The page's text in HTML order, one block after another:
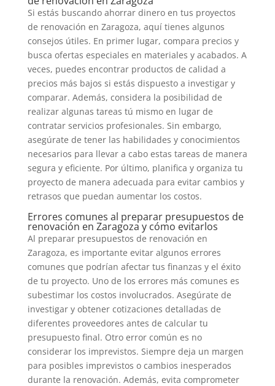
Si estás buscando ahorrar dinero en tus proyectos
de renovación en Zaragoza, aquí tienes algunos
consejos útiles. En primer lugar, compara precios y
busca ofertas especiales en materiales y acabados. A
veces, puedes encontrar productos de calidad a
precios más bajos si estás dispuesto a investigar y
comparar. Además, considera la posibilidad de
realizar algunas tareas tú mismo en lugar de
contratar servicios profesionales. Sin embargo,
asegúrate de tener las habilidades y conocimientos
necesarios para llevar a cabo estas tareas de manera
segura y eficiente. Por último, planifica y organiza tu
proyecto de manera adecuada para evitar cambios y
retrasos que puedan aumentar los costos.
Errores comunes al preparar presupuestos de
renovación en Zaragoza y cómo evitarlos
Al preparar presupuestos de renovación en
Zaragoza, es importante evitar algunos errores
comunes que podrían afectar tus finanzas y el éxito
de tu proyecto. Uno de los errores más comunes es
subestimar los costos involucrados. Asegúrate de
investigar y obtener cotizaciones detalladas de
diferentes proveedores antes de calcular tu
presupuesto final. Otro error común es no
considerar los imprevistos. Siempre deja un margen
para posibles imprevistos o cambios inesperados
durante la renovación. Además, evita comprometer